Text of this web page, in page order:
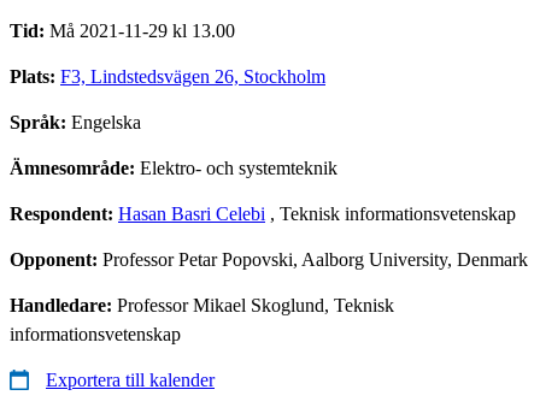
Tid: Må 2021-11-29 kl 13.00
Plats: F3, Lindstedsvägen 26, Stockholm
Språk: Engelska
Ämnesområde: Elektro- och systemteknik
Respondent: Hasan Basri Celebi , Teknisk informationsvetenskap
Opponent: Professor Petar Popovski, Aalborg University, Denmark
Handledare: Professor Mikael Skoglund, Teknisk
informationsvetenskap
Exportera till kalender